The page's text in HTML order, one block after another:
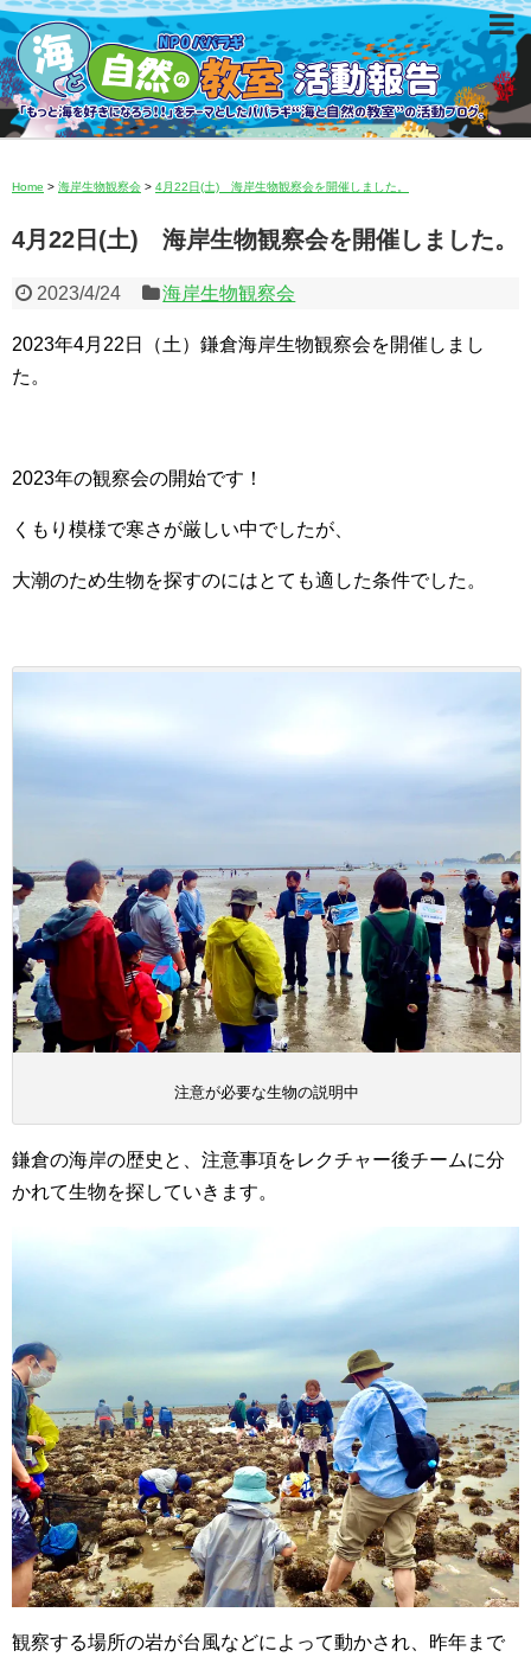
Home > 海岸生物観察会 > 4月22日(土) 海岸生物観察会を開催しました。
4月22日(土) 海岸生物観察会を開催しました。
2023/4/24 海岸生物観察会
2023年4月22日（土）鎌倉海岸生物観察会を開催しまし
た。
2023年の観察会の開始です！
くもり模様で寒さが厳しい中でしたが、
大潮のため生物を探すのにはとても適した条件でした。
注意が必要な生物の説明中
鎌倉の海岸の歴史と、注意事項をレクチャー後チームに分
かれて生物を探していきます。
観察する場所の岩が台風などによって動かされ、昨年まで